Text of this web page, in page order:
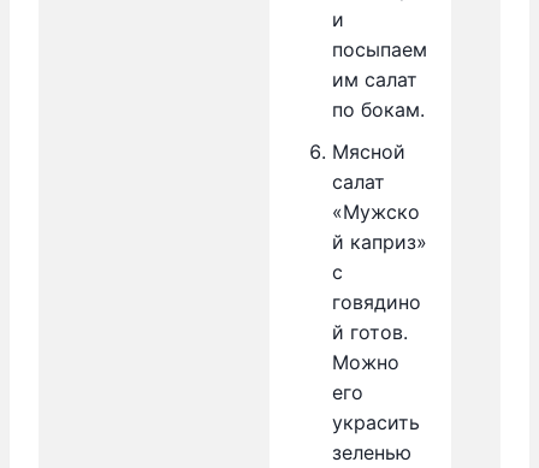
и
посыпаем
им салат
по бокам.
Мясной
салат
«Мужско
й каприз»
с
говядино
й готов.
Можно
его
украсить
зеленью